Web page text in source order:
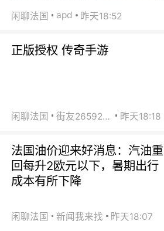
闲聊法国 apd 昨天18:52
正版授权 传奇手游
闲聊法国 街友26592800 昨天18:18
法国油价迎来好消息：汽油重
回每升2欧元以下，暑期出行
成本有所下降
闲聊法国 新闻我来找 昨天18:07